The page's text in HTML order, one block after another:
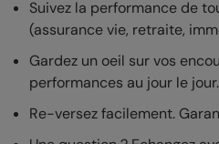
Suivez la performance de
(assurance vie, retraite,
Gardez un oeil sur vos
performances au jour le jour.
Re-versez facilement.